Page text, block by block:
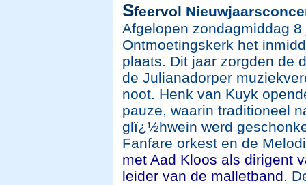
Sfeervol
Afgelopen zondagmiddag
Ontmoetingskerk het
plaats. Dit jaar zorgden de
de Julianadorper
noot. Henk van Kuyk
pauze, waarin traditioneel
glï¿½hwein werd
Fanfare orkest en de
met Aad Kloos als dirigent
leider van de malletband.